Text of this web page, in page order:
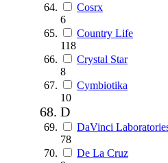
Cosrx
6
Country Life
118
Crystal Star
8
Cymbiotika
10
D
DaVinci
78
De La Cruz